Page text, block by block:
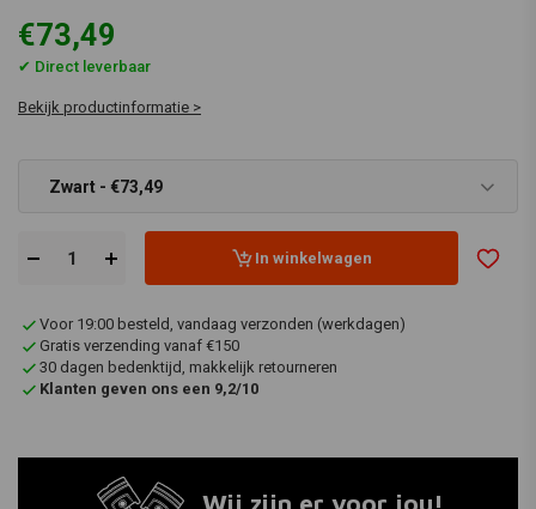
€73,49
✔ Direct leverbaar
Bekijk productinformatie >
Zwart - €73,49
In winkelwagen
Voor 19:00 besteld, vandaag verzonden (werkdagen)
Gratis verzending vanaf €150
30 dagen bedenktijd, makkelijk retourneren
Klanten geven ons een 9,2/10